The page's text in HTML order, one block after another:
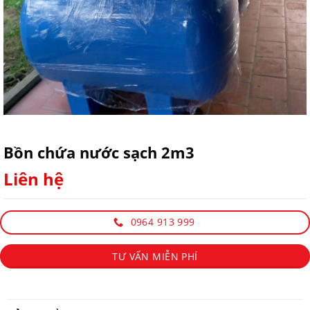
Bồn chứa nước sạch 2m3
Liên hệ
0964 913 999
TƯ VẤN MIỄN PHÍ